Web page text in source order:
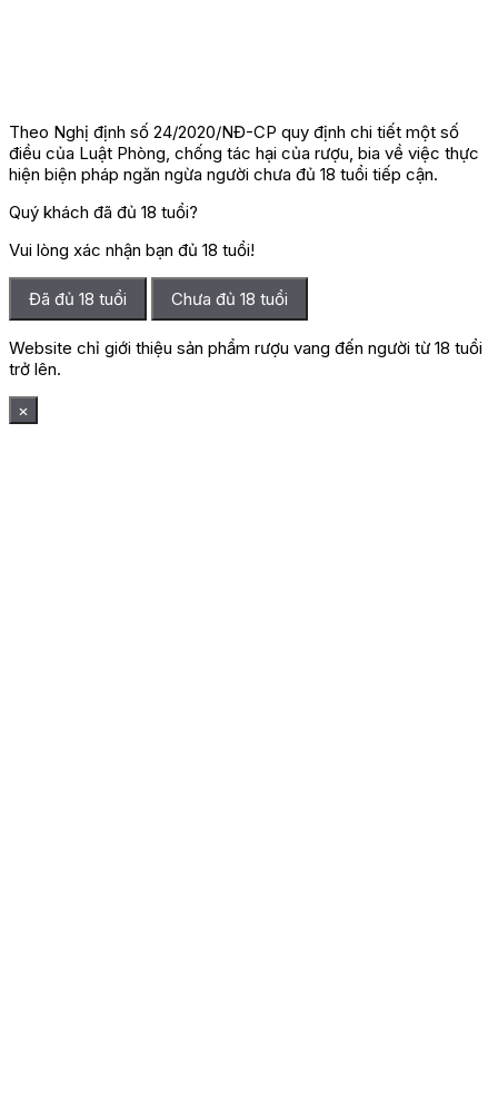
Theo Nghị định số 24/2020/NĐ-CP quy định chi tiết một số
điều của Luật Phòng, chống tác hại của rượu, bia về việc thực
hiện biện pháp ngăn ngừa người chưa đủ 18 tuổi tiếp cận.
Quý khách đã đủ 18 tuổi?
Vui lòng xác nhận bạn đủ 18 tuổi!
Đã đủ 18 tuổi Chưa đủ 18 tuổi
Website chỉ giới thiệu sản phẩm rượu vang đến người từ 18 tuổi
trở lên.
×